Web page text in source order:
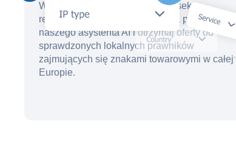
W ciągu kilku minut utwórz wniosek o
rejestrację znaku towarowego za pomocą
naszego asystenta AI i otrzymaj oferty od
sprawdzonych lokalnych prawników
zajmujących się znakami towarowymi w całej
Europie.